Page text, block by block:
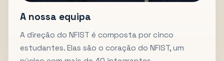
A nossa equipa
A direção do NFIST é composta por cinco
estudantes. Elas são o coração do NFIST, um